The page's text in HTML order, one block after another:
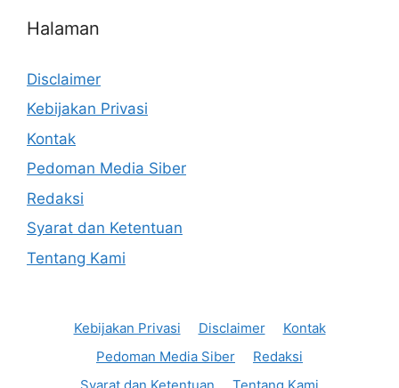
Halaman
Disclaimer
Kebijakan Privasi
Kontak
Pedoman Media Siber
Redaksi
Syarat dan Ketentuan
Tentang Kami
Kebijakan Privasi Disclaimer
Kontak
Pedoman Media Siber
Redaksi
Syarat dan Ketentuan
Tentang Kami